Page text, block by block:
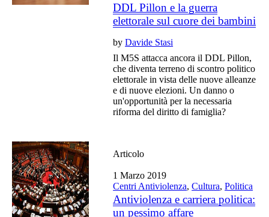
DDL Pillon e la guerra
elettorale sul cuore dei bambini
byDavide Stasi
Il M5S attacca ancora il DDL Pillon,
che diventa terreno di scontro politico
elettorale in vista delle nuove alleanze
e di nuove elezioni. Un danno o
un'opportunità per la necessaria
riforma del diritto di famiglia?
Articolo
1 Marzo 2019
Centri Antiviolenza,Cultura,Politica
Antiviolenza e carriera politica:
un pessimo affare